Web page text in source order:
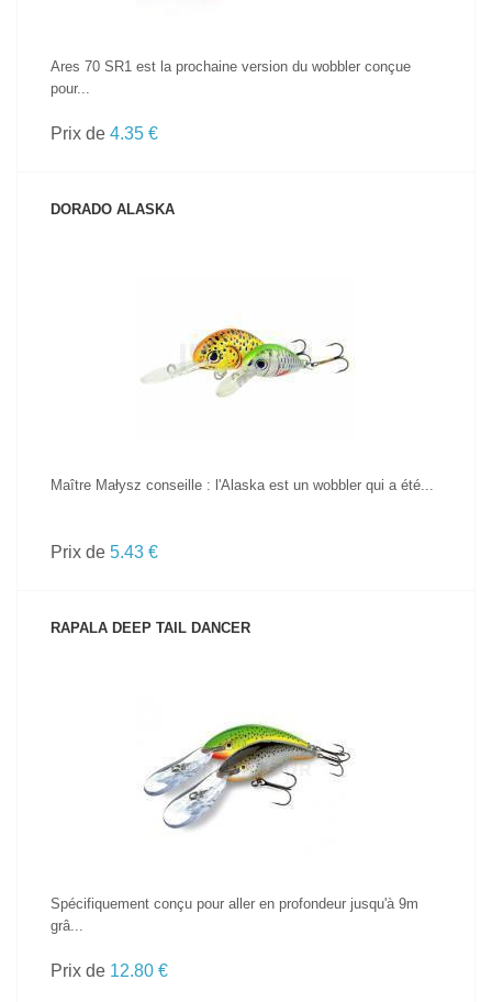
Ares 70 SR1 est la prochaine version du wobbler conçue
pour...
Prix de 4.35 €
DORADO ALASKA
Maître Małysz conseille : l'Alaska est un wobbler qui a été...
Prix de 5.43 €
RAPALA DEEP TAIL DANCER
VOIR LE PRODUIT
Spécifiquement conçu pour aller en profondeur jusqu'à 9m
grâ...
Prix de 12.80 €